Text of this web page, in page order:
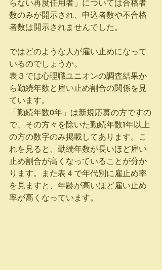
らない再度任用者」については合格者
数のみが開示され、申込者数や不合格
者数は開示されませんでした。
ではどのような人が雇い止めになって
いるのでしょうか。
表３では心理職ユニオンの調査結果か
ら勤続年数と雇い止め割合の関係を見
ています。
「勤続年数0年」は新規応募の方ですの
で、その方々を除いた勤続年数1年以上
の方の数字のみ掲載してあります。こ
れを見ると、勤続年数が長いほど雇い
止め割合が高くなっていることが分か
ります。また表４で年代別に雇止め率
を見ますと、年齢が高いほど雇い止め
率が高くなっています。